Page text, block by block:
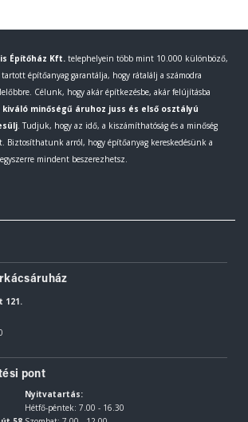
Építőház Kft. telephelyein több mint 10.000 különböző,
építőanyag garantálja, hogy rátalálj a számodra
Célunk, hogy akár építkezésbe, akár felújításba
kiváló minőségű áruhoz juss és első osztályú
. Tudjuk, hogy az idő, a kiszámíthatóság és a minőség
Biztosíthatunk arról, hogy építőanyag kereskedésünk a
mindent beszerezhetsz.
121.
pont
Nyitvatartás:
Hétfő-péntek: 7.00 - 16.30